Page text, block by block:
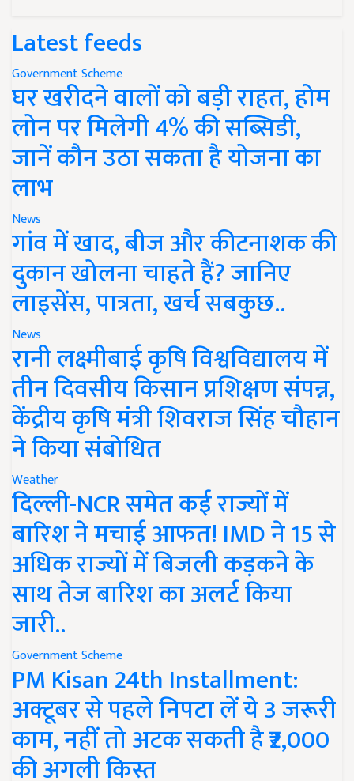
Latest feeds
Government Scheme
घर खरीदने वालों को बड़ी राहत, होम
लोन पर मिलेगी 4% की सब्सिडी,
जानें कौन उठा सकता है योजना का
लाभ
News
गांव में खाद, बीज और कीटनाशक की
दुकान खोलना चाहते हैं? जानिए
लाइसेंस, पात्रता, खर्च सबकुछ..
News
रानी लक्ष्मीबाई कृषि विश्वविद्यालय में
तीन दिवसीय किसान प्रशिक्षण संपन्न,
केंद्रीय कृषि मंत्री शिवराज सिंह चौहान
ने किया संबोधित
Weather
दिल्ली-NCR समेत कई राज्यों में
बारिश ने मचाई आफत! IMD ने 15 से
अधिक राज्यों में बिजली कड़कने के
साथ तेज बारिश का अलर्ट किया
जारी..
Government Scheme
PM Kisan 24th Installment:
अक्टूबर से पहले निपटा लें ये 3 जरूरी
काम, नहीं तो अटक सकती है ₹2,000
की अगली किस्त